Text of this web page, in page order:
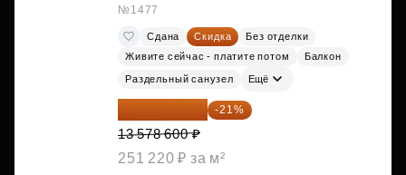
№1477
Сдана Скидка
Без отделки
Живите сейчас - платите потом
Балкон
Раздельный санузел Ещё
10 727 094 ₽ -21%
13 578 600 ₽
251 220 ₽ за м²